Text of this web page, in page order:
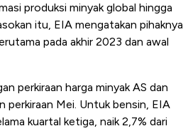
produksi minyak global hingga
itu, EIA mengatakan pihaknya
pada akhir 2023 dan awal
perkiraan harga minyak AS dan
perkiraan Mei. Untuk bensin, EIA
kuartal ketiga, naik 2,7% dari